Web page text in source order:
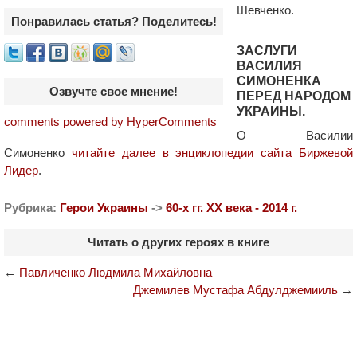
Понравилась статья? Поделитесь!
Озвучте свое мнение!
comments powered by HyperComments
Шевченко.
ЗАСЛУГИ
ВАСИЛИЯ
СИМОНЕНКА
ПЕРЕД НАРОДОМ
УКРАИНЫ.
О Василии
Симоненко читайте далее в энциклопедии сайта Биржевой
Лидер.
Рубрика: Герои Украины -> 60-х гг. ХХ века - 2014 г.
Читать о других героях в книге
← Павличенко Людмила Михайловна
Джемилев Мустафа Абдулджемииль →